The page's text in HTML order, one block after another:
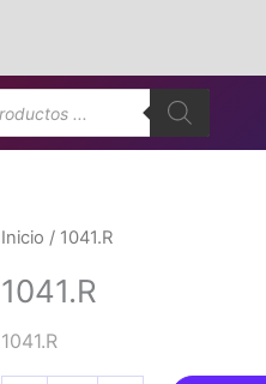
Inicio / 1041.R
1041.R
1041.R